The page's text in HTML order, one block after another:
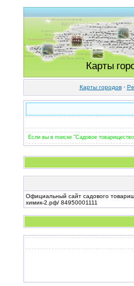
Карты
Карты городов·
Если вы в поиске "Садовое
Официальный сайт садового
химик-2.рф/ 84950001111